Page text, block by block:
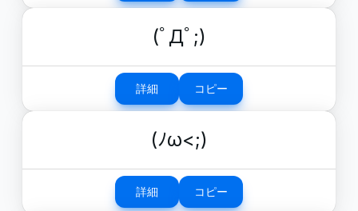
(ﾟДﾟ;)
詳細 コピー
(ﾉω<;)
詳細 コピー